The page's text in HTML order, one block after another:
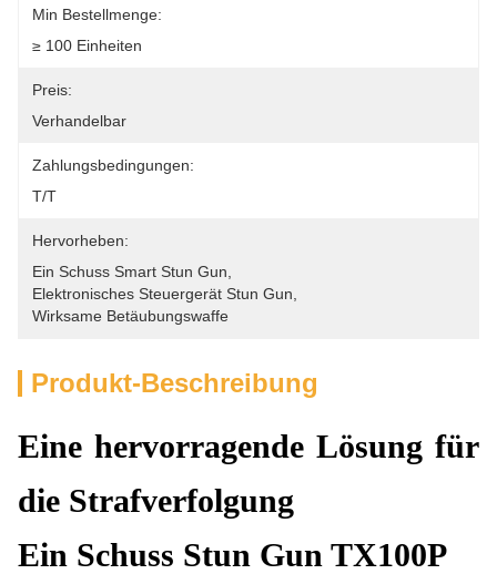
Min Bestellmenge:
≥ 100 Einheiten
Preis:
Verhandelbar
Zahlungsbedingungen:
T/T
Hervorheben:
Ein Schuss Smart Stun Gun
Elektronisches Steuergerät Stun Gun
Wirksame Betäubungswaffe
Produkt-Beschreibung
Eine hervorragende Lösung für
die Strafverfolgung
Ein Schuss Stun Gun TX100P